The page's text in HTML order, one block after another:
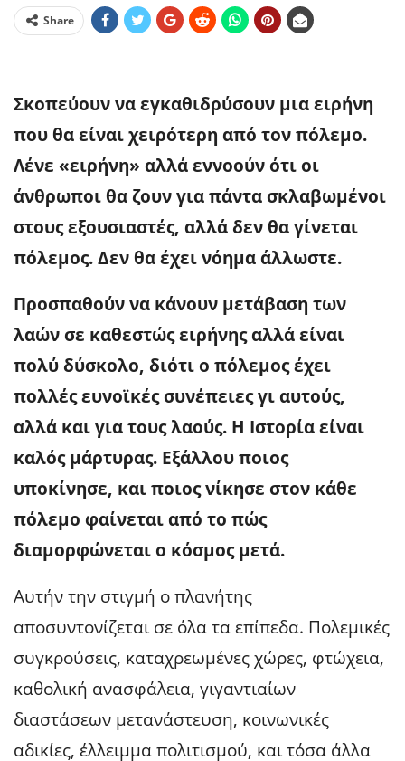
Share
Σκοπεύουν να εγκαθιδρύσουν μια ειρήνη
που θα είναι χειρότερη από τον πόλεμο.
Λένε «ειρήνη» αλλά εννοούν ότι οι
άνθρωποι θα ζουν για πάντα σκλαβωμένοι
στους εξουσιαστές, αλλά δεν θα γίνεται
πόλεμος. Δεν θα έχει νόημα άλλωστε.
Προσπαθούν να κάνουν μετάβαση των
λαών σε καθεστώς ειρήνης αλλά είναι
πολύ δύσκολο, διότι ο πόλεμος έχει
πολλές ευνοϊκές συνέπειες γι αυτούς,
αλλά και για τους λαούς. Η Ιστορία είναι
καλός μάρτυρας. Εξάλλου ποιος
υποκίνησε, και ποιος νίκησε στον κάθε
πόλεμο φαίνεται από το πώς
διαμορφώνεται ο κόσμος μετά.
Αυτήν την στιγμή ο πλανήτης
αποσυντονίζεται σε όλα τα επίπεδα. Πολεμικές
συγκρούσεις, καταχρεωμένες χώρες, φτώχεια,
καθολική ανασφάλεια, γιγαντιαίων
διαστάσεων μετανάστευση, κοινωνικές
αδικίες, έλλειμμα πολιτισμού, και τόσα άλλα